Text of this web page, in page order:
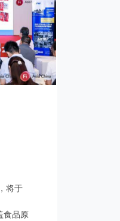
将于
食品原